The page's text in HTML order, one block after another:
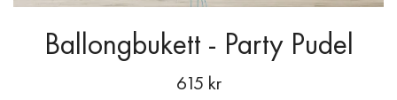
Ballongbukett - Party Pudel
615 kr